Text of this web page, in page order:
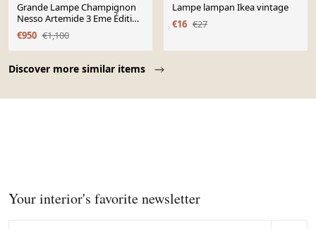
Discover more similar items
Grande Lampe Champignon
Nesso Artemide 3 Eme Édition
€950 €1,100
Lampe lampan Ikea vintage
€16 €27
Your interior's favorite newsletter